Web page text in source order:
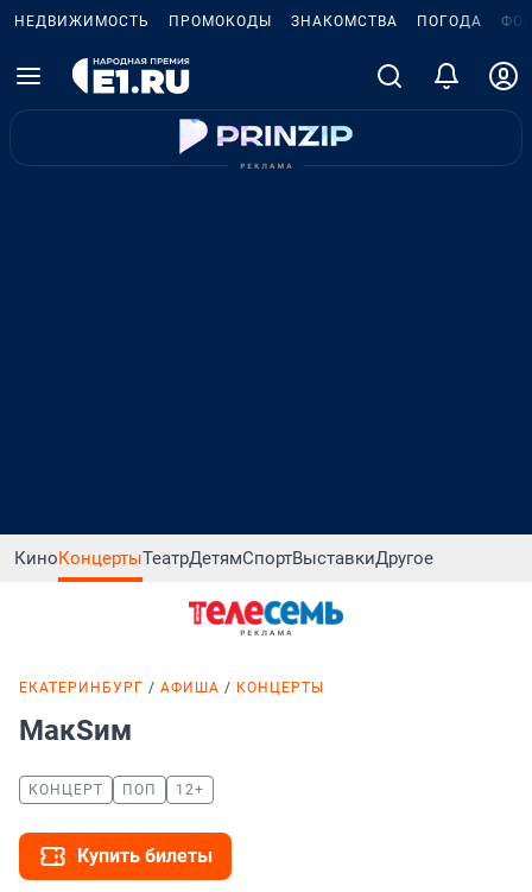
НЕДВИЖИМОСТЬ ПРОМОКОДЫ ЗНАКОМСТВА ПОГОДА
КиноКонцертыТеатрДетямСпортВыставкиДругое
ЕКАТЕРИНБУРГ АФИША КОНЦЕРТЫ
МакSим
КОНЦЕРТ ПОП 12+
Купить билеты